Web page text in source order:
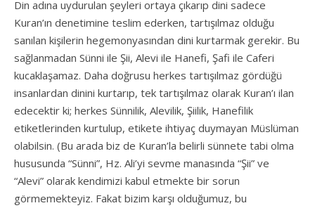
Din adına uydurulan şeyleri ortaya çıkarıp dini sadece
Kuran’ın denetimine teslim ederken, tartışılmaz olduğu
sanılan kişilerin hegemonyasından dini kurtarmak gerekir. Bu
sağlanmadan Sünni ile Şii, Alevi ile Hanefi, Şafi ile Caferi
kucaklaşamaz. Daha doğrusu herkes tartışılmaz gördüğü
insanlardan dinini kurtarıp, tek tartışılmaz olarak Kuran’ı ilan
edecektir ki; herkes Sünnilik, Alevilik, Şiilik, Hanefilik
etiketlerinden kurtulup, etikete ihtiyaç duymayan Müslüman
olabilsin. (Bu arada biz de Kuran’la belirli sünnete tabi olma
hususunda “Sünni”, Hz. Ali’yi sevme manasında “Şii” ve
“Alevi” olarak kendimizi kabul etmekte bir sorun
görmemekteyiz. Fakat bizim karşı olduğumuz, bu